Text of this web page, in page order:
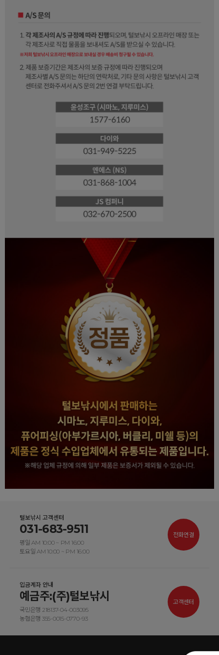
털보낚시 고객센터
031-683-9511
평일 AM 10:00 ~ PM 16:00
토요일 AM 10:00 ~ PM 16:00
전화연결
입금계좌 안내
예금주:(주)털보낚시
국민은행 218137-04-003095
농협은행 355-0015-0770-93
고객센터